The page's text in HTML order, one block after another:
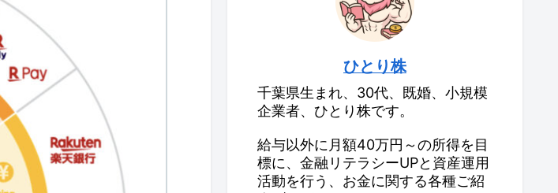
ひとり株
千葉県生まれ、30代、既婚、小規模
企業者、ひとり株です。
給与以外に月額40万円～の所得を目
標に、金融リテラシーUPと資産運用
活動を行う、お金に関する各種ご紹